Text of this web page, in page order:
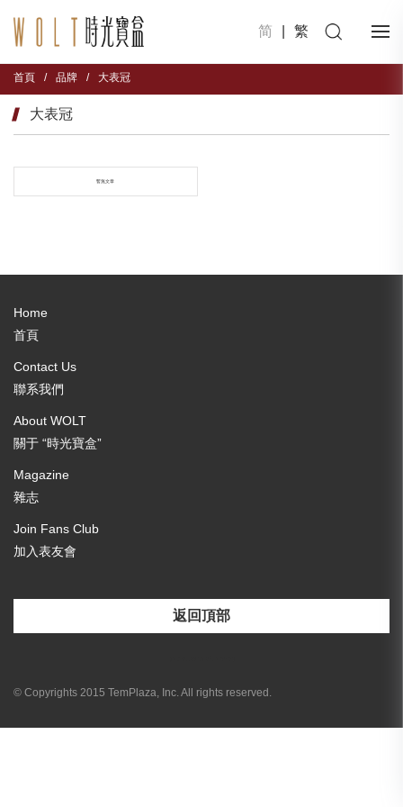
简 繁
首頁 / 品牌 / 大表冠
大表冠
暫無文章
Home
首頁
Contact Us
聯系我們
About WOLT
關于 “時光寶盒”
Magazine
雜志
Join Fans Club
加入表友會
返回頂部
© Copyrights 2015 TemPlaza, Inc. All rights reserved.